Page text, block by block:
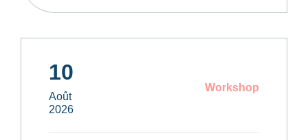
10
Août
2026
Workshop